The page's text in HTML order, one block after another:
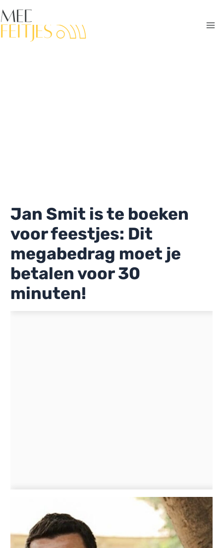
naar
de
Jan Smit is te boeken
voor feestjes: Dit
megabedrag moet je
betalen voor 30
minuten!